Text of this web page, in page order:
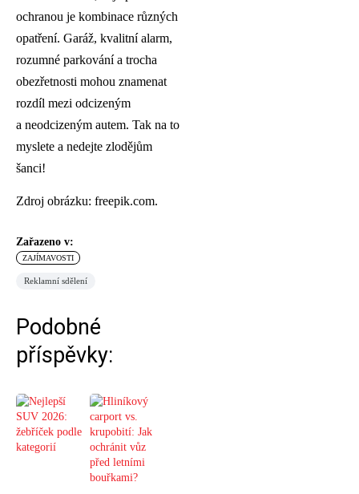
ochranou je kombinace různých
opatření. Garáž, kvalitní alarm,
rozumné parkování a trocha
obezřetnosti mohou znamenat
rozdíl mezi odcizeným
a neodcizeným autem. Tak na to
myslete a nedejte zlodějům
šanci!
Zdroj obrázku: freepik.com.
Zařazeno v:
ZAJÍMAVOSTI
Reklamní sdělení
Podobné
příspěvky: